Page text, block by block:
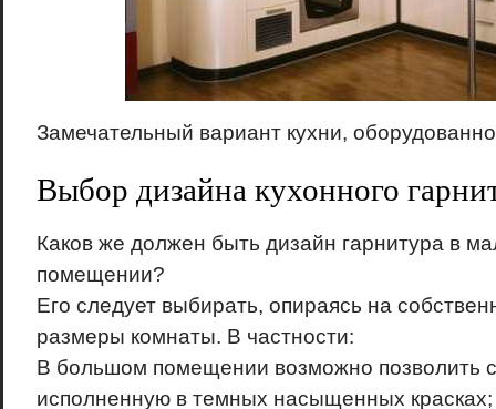
Замечательный вариант кухни,
Выбор дизайна кухонного
Каков же должен быть дизайн гарнитура в
помещении?
Его следует выбирать, опираясь на
размеры комнаты. В частности:
В большом помещении возможно позволить
исполненную в темных насыщенных красках;